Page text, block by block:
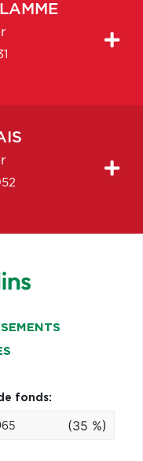
fonds:
(35 %)